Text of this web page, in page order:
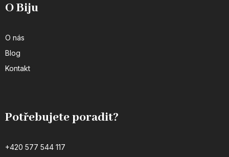
O Biju
O nás
Blog
Kontakt
Potřebujete poradit?
+420 577 544 117